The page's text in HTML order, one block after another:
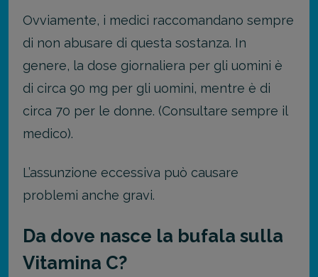
Ovviamente, i medici raccomandano sempre
di non abusare di questa sostanza. In
genere, la dose giornaliera per gli uomini è
di circa 90 mg per gli uomini, mentre è di
circa 70 per le donne. (Consultare sempre il
medico).
L’assunzione eccessiva può causare
problemi anche gravi.
Da dove nasce la bufala sulla
Vitamina C?